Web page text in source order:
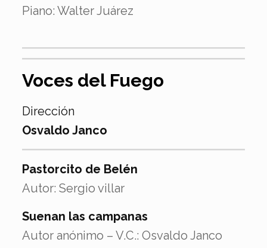
Piano: Walter Juárez
Voces del Fuego
Dirección
Osvaldo Janco
Pastorcito de Belén
Autor: Sergio villar
Suenan las campanas
Autor anónimo – V.C.: Osvaldo Janco